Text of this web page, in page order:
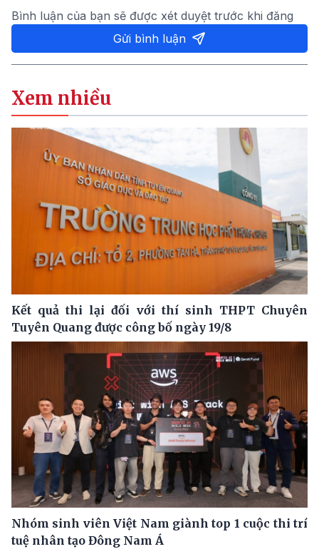
Bình luận của bạn sẽ được xét duyệt trước khi đăng
Gửi bình luận
Xem nhiều
Kết quả thi lại đối với thí sinh THPT Chuyên
Tuyên Quang được công bố ngày 19/8
Nhóm sinh viên Việt Nam giành top 1 cuộc thi trí
tuệ nhân tạo Đông Nam Á